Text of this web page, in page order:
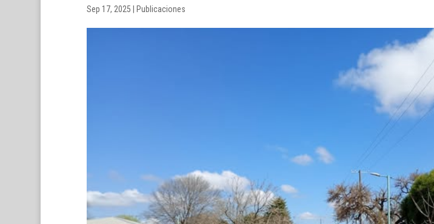
Sep 17, 2025 Publicaciones